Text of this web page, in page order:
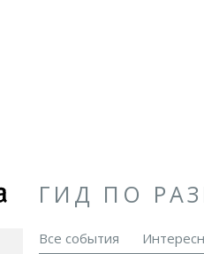
ГИД ПО
Все события